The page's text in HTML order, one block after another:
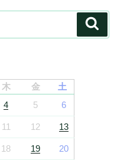
木 金
土
4 5 6
11 12 13
18 19 20